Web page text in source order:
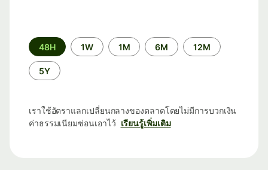
ระยะ
เวลา
48H 1W 1M 6M 12M
5Y
เราใช้อัตราแลกเปลี่ยนกลางของตลาดโดยไม่มีการบวกเงิน
ค่าธรรมเนียมซ่อนเอาไว้ เรียนรู้เพิ่มเติม